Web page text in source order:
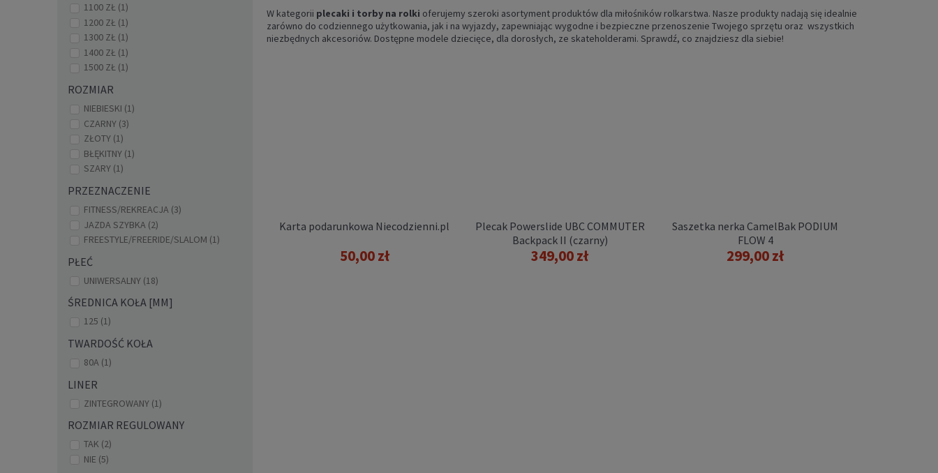
1100 ZŁ (1)
1200 ZŁ (1)
1300 ZŁ (1)
1400 ZŁ (1)
1500 ZŁ (1)
ROZMIAR
NIEBIESKI (1)
CZARNY (3)
ZŁOTY (1)
BŁĘKITNY (1)
SZARY (1)
PRZEZNACZENIE
FITNESS/REKREACJA (3)
JAZDA SZYBKA (2)
FREESTYLE/FREERIDE/SLALOM (1)
PŁEĆ
UNIWERSALNY (18)
ŚREDNICA KOŁA [MM]
125 (1)
TWARDOŚĆ KOŁA
80A (1)
LINER
ZINTEGROWANY (1)
ROZMIAR REGULOWANY
TAK (2)
NIE (5)
W kategorii plecaki i torby na rolki oferujemy szeroki asortyment produktów dla miłośników rolkarstwa. Nasze produkty nadają się idealnie
zarówno do codziennego użytkowania, jak i na wyjazdy, zapewniając wygodne i bezpieczne przenoszenie Twojego sprzętu oraz wszystkich
niezbędnych akcesoriów. Dostępne modele dziecięce, dla dorosłych, ze skateholderami. Sprawdź, co znajdziesz dla siebie!
Karta podarunkowa Niecodzienni.pl
50,00 zł
Plecak Powerslide UBC COMMUTER
Backpack II (czarny)
349,00 zł
Saszetka nerka CamelBak PODIUM
FLOW 4
299,00 zł